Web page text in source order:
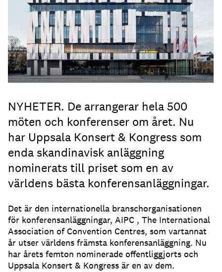
NYHETER. De arrangerar hela 500
möten och konferenser om året. Nu
har Uppsala Konsert & Kongress som
enda skandinavisk anläggning
nominerats till priset som en av
världens bästa konferensanläggningar.
Det är den internationella branschorganisationen
för konferensanläggningar, AIPC , The International
Association of Convention Centres, som vartannat
år utser världens främsta konferensanläggning. Nu
har årets femton nominerade offentliggjorts och
Uppsala Konsert & Kongress är en av dem.